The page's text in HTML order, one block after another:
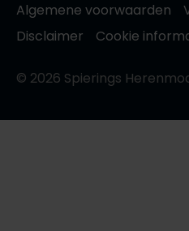
Algemene voorwaarden
Disclaimer
Cookie
© 2026 Spierings